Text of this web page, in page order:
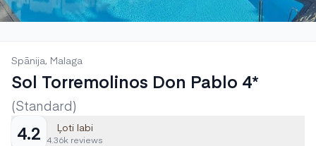
Spānija, Malaga
Sol Torremolinos Don Pablo 4*
(Standard)
4.2 Ļoti labi
4.36k reviews